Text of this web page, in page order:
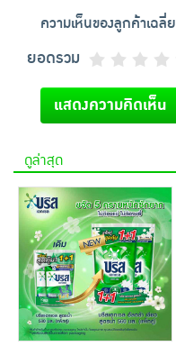
ความเห็นของลูกค้าเฉลี่ย
ยอดรวม
แสดงความคิดเห็น
ดูล่าสุด